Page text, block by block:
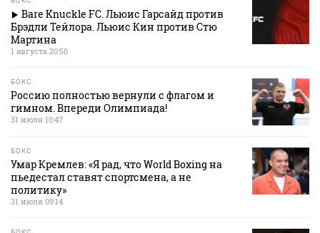
Bare Knuckle FC. Льюис Гарсайд против
Брэдли Тейлора. Льюис Кин против Стю
Мартина
1 августа 20:50
БОКС
Россию полностью вернули с флагом и
гимном. Впереди Олимпиада!
31 июля 10:47
БОКС
Умар Кремлев: «Я рад, что World Boxing на
пьедестал ставят спортсмена, а не
политику»
31 июля 09:14